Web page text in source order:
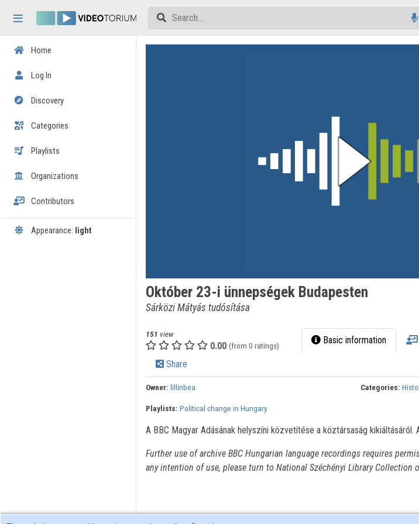
Home
Log In
Discovery
Categories
Playlists
Organizations
Contributors
Appearance: light
Október 23-i ünnepségek Budapesten
Sárközi Mátyás tudósítása
151 view
0.00 (from 0 ratings) Basic information
Share
Owner: lillinbea Categories:
Playlists: Political change in Hungary
A BBC Magyar Adásának helyszíni közvetítése a köztársaság
Further use of archive BBC Hungarian language recordings requires
any intention of use, please turn to National Széchényi Library Collection